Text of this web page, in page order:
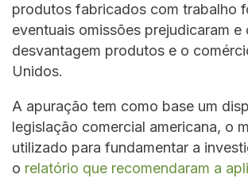
produtos fabricados com trabalho
eventuais omissões prejudicaram e
desvantagem produtos e o
Unidos.
A apuração tem como base um
legislação comercial americana, o
utilizado para fundamentar a
o relatório que recomendaram a